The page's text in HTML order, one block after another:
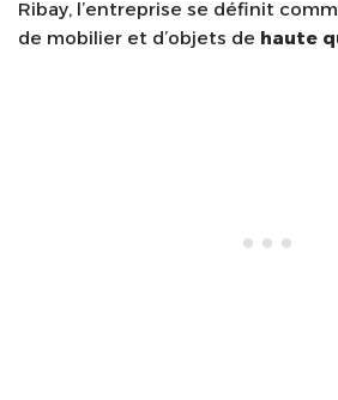
Ribay, l’entreprise se définit
de mobilier et d’objets de haute